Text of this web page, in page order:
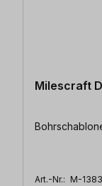
Milescraft
Art.-Nr.: M-1383